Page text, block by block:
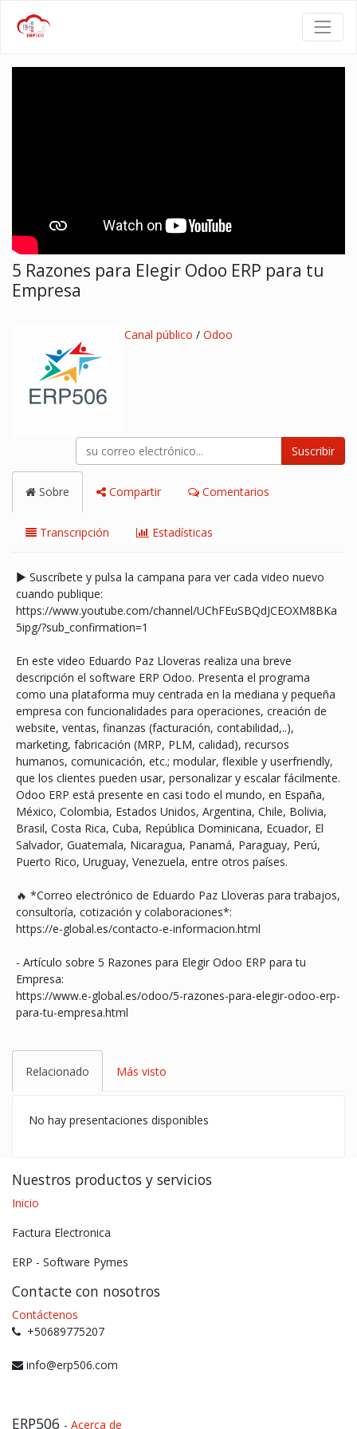
5 Razones para Elegir Odoo ERP para tu
Empresa
Canal público / Odoo
Suscribir
Sobre Compartir Comentarios
Transcripción Estadísticas
► Suscríbete y pulsa la campana para ver cada video nuevo
cuando publique:
https://www.youtube.com/channel/UChFEuSBQdJCEOXM8BKa
5ipg/?sub_confirmation=1
En este video Eduardo Paz Lloveras realiza una breve
descripción el software ERP Odoo. Presenta el programa
como una plataforma muy centrada en la mediana y pequeña
empresa con funcionalidades para operaciones, creación de
website, ventas, finanzas (facturación, contabilidad,..),
marketing, fabricación (MRP, PLM, calidad), recursos
humanos, comunicación, etc.; modular, flexible y userfriendly,
que los clientes pueden usar, personalizar y escalar fácilmente.
Odoo ERP está presente en casi todo el mundo, en España,
México, Colombia, Estados Unidos, Argentina, Chile, Bolivia,
Brasil, Costa Rica, Cuba, República Dominicana, Ecuador, El
Salvador, Guatemala, Nicaragua, Panamá, Paraguay, Perú,
Puerto Rico, Uruguay, Venezuela, entre otros países.
🔥 *Correo electrónico de Eduardo Paz Lloveras para trabajos,
consultoría, cotización y colaboraciones*:
https://e-global.es/contacto-e-informacion.html
- Artículo sobre 5 Razones para Elegir Odoo ERP para tu
Empresa:
https://www.e-global.es/odoo/5-razones-para-elegir-odoo-erp-
para-tu-empresa.html
Relacionado Más visto
No hay presentaciones disponibles
Nuestros productos y servicios
Inicio
Factura Electronica
ERP - Software Pymes
Contacte con nosotros
Contáctenos
+50689775207
info@erp506.com
ERP506 - Acerca de